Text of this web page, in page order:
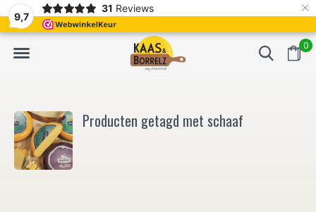
9,7
31 Reviews ×
0
Vers van het mes en gevacumeerd Vaak volgende
Producten getagd met schaaf